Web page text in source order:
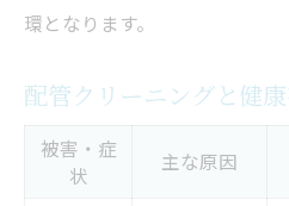
環となります。
配管クリーニングと健
被害・症
状
主な原因